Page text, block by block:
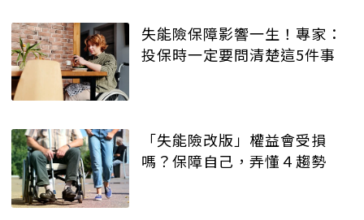
失能險保障影響一生！專家：
投保時一定要問清楚這5件事
「失能險改版」權益會受損
嗎？保障自己，弄懂４趨勢